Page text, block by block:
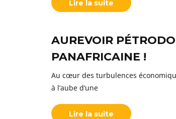
Lire la suite
AUREVOIR
PANAFRICAINE !
Au cœur des turbulences
à l’aube d’une
Lire la suite